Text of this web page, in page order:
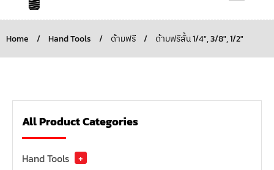
Home / Hand Tools / ด้ามฟรี / ด้ามฟรีสั้น 1/4", 3/8", 1/2"
All Product Categories
Hand Tools
+